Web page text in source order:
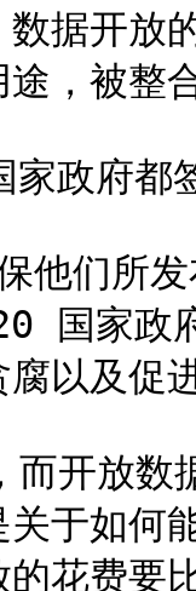
据开放
，被整
政府都
他们所
国家政
以及促
而开放
于如何
花费要